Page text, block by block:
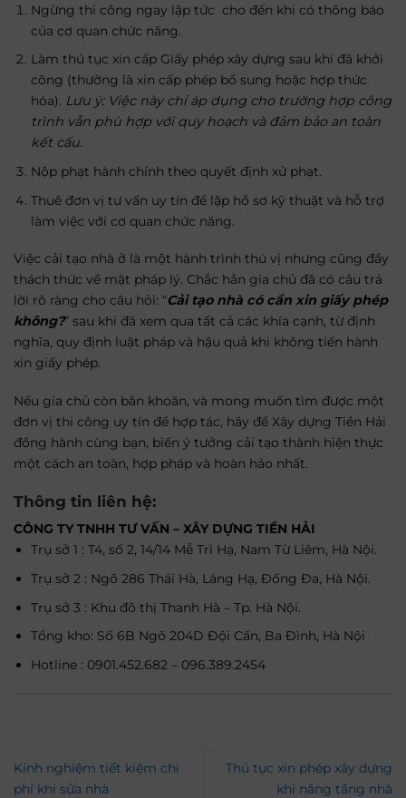
Ngừng thi công ngay lập tức cho đến khi có thông báo
của cơ quan chức năng.
Làm thủ tục xin cấp Giấy phép xây dựng sau khi đã khởi
công (thường là xin cấp phép bổ sung hoặc hợp thức
hóa). Lưu ý: Việc này chỉ áp dụng cho trường hợp công
trình vẫn phù hợp với quy hoạch và đảm bảo an toàn
kết cấu.
Nộp phạt hành chính theo quyết định xử phạt.
Thuê đơn vị tư vấn uy tín để lập hồ sơ kỹ thuật và hỗ trợ
làm việc với cơ quan chức năng.
Việc cải tạo nhà ở là một hành trình thú vị nhưng cũng đầy
thách thức về mặt pháp lý. Chắc hẳn gia chủ đã có câu trả
lời rõ ràng cho câu hỏi: “Cải tạo nhà có cần xin giấy phép
không?” sau khi đã xem qua tất cả các khía cạnh, từ định
nghĩa, quy định luật pháp và hậu quả khi không tiến hành
xin giấy phép.
Nếu gia chủ còn băn khoăn, và mong muốn tìm được một
đơn vị thi công uy tín để hợp tác, hãy để Xây dựng Tiền Hải
đồng hành cùng bạn, biến ý tưởng cải tạo thành hiện thực
một cách an toàn, hợp pháp và hoàn hảo nhất.
Thông tin liên hệ:
CÔNG TY TNHH TƯ VẤN – XÂY DỰNG TIỀN HẢI
Trụ sở 1 : T4, số 2, 14/14 Mễ Trì Hạ, Nam Từ Liêm, Hà Nội.
Trụ sở 2 : Ngõ 286 Thái Hà, Láng Hạ, Đống Đa, Hà Nội.
Trụ sở 3 : Khu đô thị Thanh Hà – Tp. Hà Nội.
Tổng kho: Số 6B Ngõ 204D Đội Cấn, Ba Đình, Hà Nội
Hotline : 0901.452.682 – 096.389.2454
Kinh nghiệm tiết kiệm chi
phí khi sửa nhà
Thủ tục xin phép xây dựng
khi nâng tầng nhà